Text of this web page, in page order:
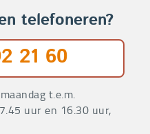
telefoneren?
21 60
t.e.m.
uur en 16.30 uur,